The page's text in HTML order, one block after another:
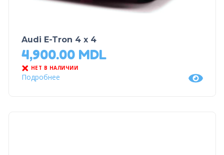
Audi E-Tron 4 x 4
4,900.00 MDL
НЕТ В НАЛИЧИИ
Подробнее